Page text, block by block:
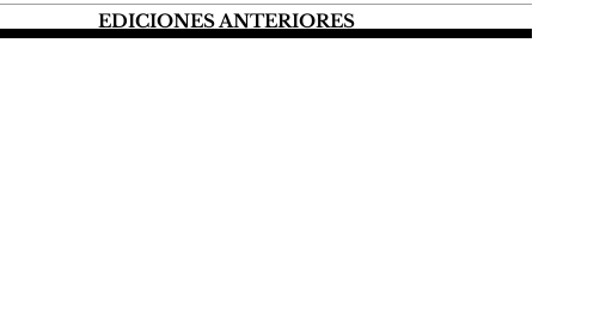
EDICIONES ANTERIORES